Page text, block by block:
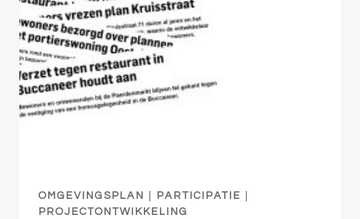
OMGEVINGSPLAN PARTICIPATIE
PROJECTONTWIKKELING